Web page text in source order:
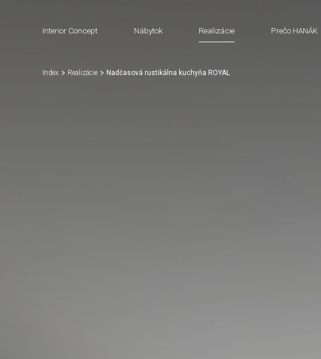
Interior Concept Nábytok Realizácie Prečo HANÁK
Index Realizácie Nadčasová rustikálna kuchyňa ROYAL